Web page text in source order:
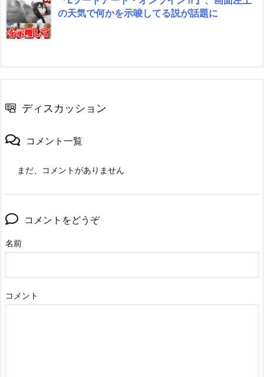
の天気で何かを示唆してる説が話題に
ディスカッション
コメント一覧
まだ、コメントがありません
コメントをどうぞ
名前
コメント